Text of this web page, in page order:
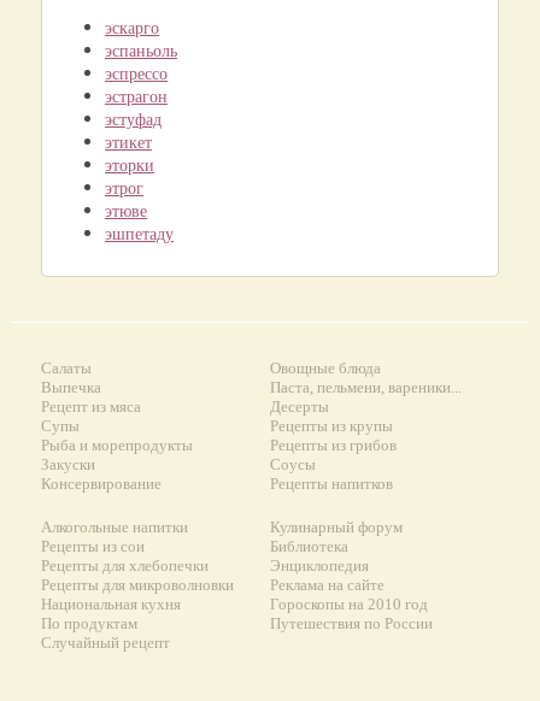
эскарго
эспаньоль
эспрессо
эстрагон
эстуфад
этикет
эторки
этрог
этюве
эшпетаду
Салаты
Выпечка
Рецепт из мяса
Супы
Рыба и морепродукты
Закуски
Консервирование
Овощные блюда
Паста, пельмени, вареники...
Десерты
Рецепты из крупы
Рецепты из грибов
Соусы
Рецепты напитков
Алкогольные напитки
Рецепты из сои
Рецепты для хлебопечки
Рецепты для микроволновки
Национальная кухня
По продуктам
Случайный рецепт
Кулинарный форум
Библиотека
Энциклопедия
Реклама на сайте
Гороскопы на 2010 год
Путешествия по России